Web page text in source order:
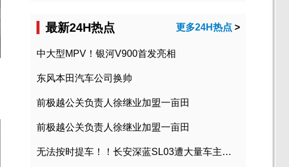
最新24H热点 更多24H热点 >
中大型MPV！银河V900首发亮相
东风本田汽车公司换帅
前极越公关负责人徐继业加盟一亩田
前极越公关负责人徐继业加盟一亩田
无法按时提车！！长安深蓝SL03遭大量车主投诉